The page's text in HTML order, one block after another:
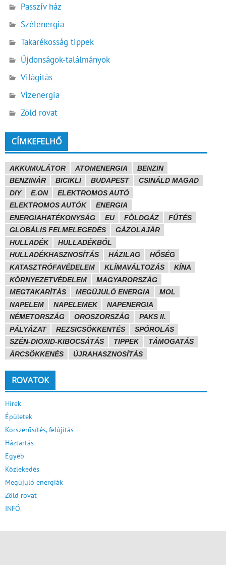
Passzív ház
Szélenergia
Takarékosság tippek
Újdonságok-találmányok
Világítás
Vízenergia
Zöld rovat
CÍMKEFELHŐ
AKKUMULÁTOR ATOMENERGIA
BENZIN
BENZINÁR
BICIKLI BUDAPEST
CSINÁLD MAGAD
DIY
E.ON
ELEKTROMOS AUTÓ
ELEKTROMOS AUTÓK
ENERGIA
ENERGIAHATÉKONYSÁG
EU FÖLDGÁZ
FŰTÉS
GLOBÁLIS FELMELEGEDÉS
GÁZOLAJÁR
HULLADÉK
HULLADÉKBÓL
HULLADÉKHASZNOSÍTÁS
HÁZILAG
HŐSÉG
KATASZTRÓFAVÉDELEM
KLÍMAVÁLTOZÁS
KÍNA
KÖRNYEZETVÉDELEM
MAGYARORSZÁG
MEGTAKARÍTÁS
MEGÚJULÓ ENERGIA
MOL
NAPELEM
NAPELEMEK
NAPENERGIA
NÉMETORSZÁG
OROSZORSZÁG
PAKS II.
PÁLYÁZAT
REZSICSÖKKENTÉS
SPÓROLÁS
SZÉN-DIOXID-KIBOCSÁTÁS
TIPPEK
TÁMOGATÁS
ÁRCSÖKKENÉS
ÚJRAHASZNOSÍTÁS
ROVATOK
Hírek
Épületek
Korszerűsítés, felújítás
Háztartás
Egyéb
Közlekedés
Megújuló energiák
Zöld rovat
INFÓ